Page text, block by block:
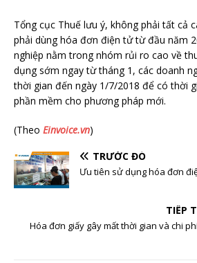
Tổng cục Thuế lưu ý, không phải tất cả
phải dùng hóa đơn điện tử từ đầu năm
nghiệp nằm trong nhóm rủi ro cao về
dụng sớm ngay từ tháng 1, các doanh
thời gian đến ngày 1/7/2018 để có thời
phần mềm cho phương pháp mới.
(Theo Einvoice.vn)
TRƯỚC ĐÓ
Ưu tiên sử dụng hóa đơn
TIẾP
Hóa đơn giấy gây mất thời gian và chi